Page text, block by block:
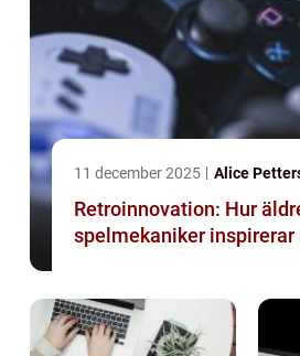
11 december 2025 Alice
Retroinnovation: Hur
spelmekaniker inspirerar